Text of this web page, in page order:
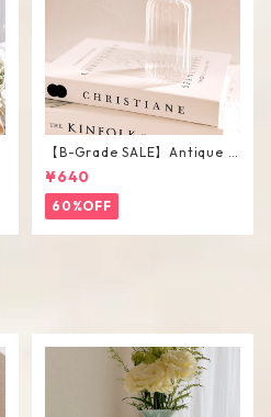
【B-Grade SALE】Antique F
lower Vase #C
¥640
60%OFF